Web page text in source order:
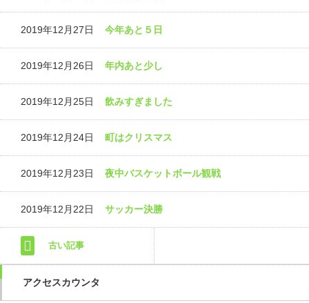
2019年12月27日 今年あと５日
2019年12月26日 年内あと少し
2019年12月25日 飲みすぎました
2019年12月24日 町はクリスマス
2019年12月23日 夜中バスケットボール観戦
2019年12月22日 サッカー決勝
古い記事
アクセスカウンタ